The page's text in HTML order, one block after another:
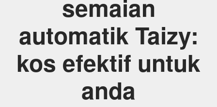
semaian
automatik Taizy:
kos efektif untuk
anda